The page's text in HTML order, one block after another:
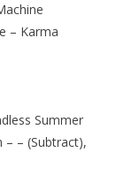
– Karma
Summer
– – (Subtract),